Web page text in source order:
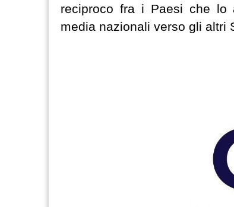
reciproco fra i Paesi che lo
media nazionali verso gli altri